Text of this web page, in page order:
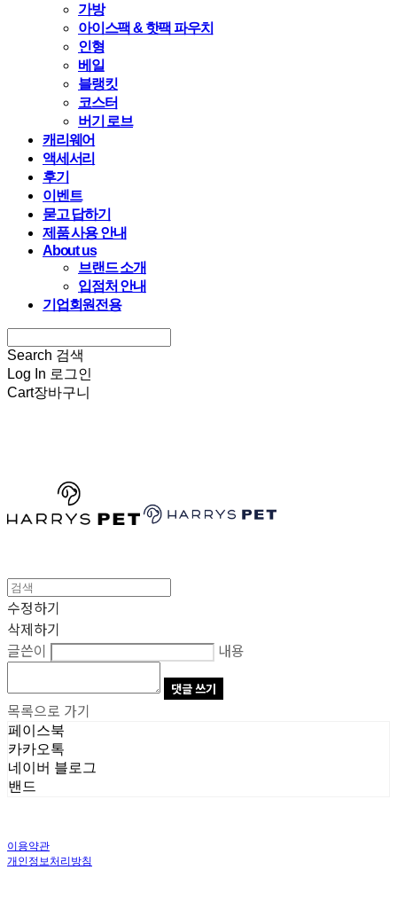
가방
아이스팩 & 핫팩 파우치
인형
베일
블랭킷
코스터
버기 로브
캐리웨어
액세서리
후기
이벤트
묻고 답하기
제품 사용 안내
About us
브랜드 소개
입점처 안내
기업회원전용
Search 검색
Log In 로그인
Cart장바구니
수정하기
삭제하기
글쓴이
내용
댓글 쓰기
목록으로 가기
페이스북
카카오톡
네이버 블로그
밴드
이용약관
개인정보처리방침